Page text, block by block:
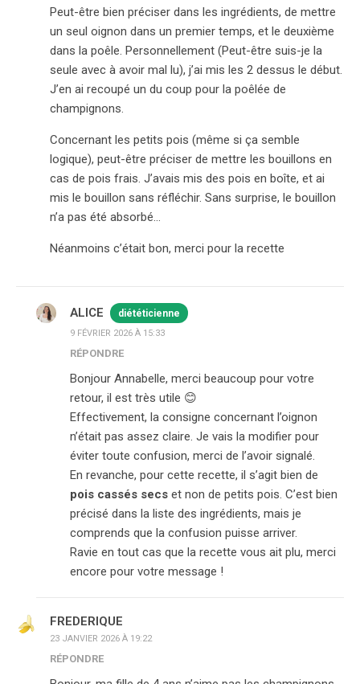
Peut-être bien préciser dans les ingrédients, de mettre
un seul oignon dans un premier temps, et le deuxième
dans la poêle. Personnellement (Peut-être suis-je la
seule avec à avoir mal lu), j’ai mis les 2 dessus le début.
J’en ai recoupé un du coup pour la poêlée de
champignons.
Concernant les petits pois (même si ça semble
logique), peut-être préciser de mettre les bouillons en
cas de pois frais. J’avais mis des pois en boîte, et ai
mis le bouillon sans réfléchir. Sans surprise, le bouillon
n’a pas été absorbé…
Néanmoins c’était bon, merci pour la recette
ALICE diététicienne
9 FÉVRIER 2026 À 15:33
RÉPONDRE
Bonjour Annabelle, merci beaucoup pour votre
retour, il est très utile 😊
Effectivement, la consigne concernant l’oignon
n’était pas assez claire. Je vais la modifier pour
éviter toute confusion, merci de l’avoir signalé.
En revanche, pour cette recette, il s’agit bien de
pois cassés secs et non de petits pois. C’est bien
précisé dans la liste des ingrédients, mais je
comprends que la confusion puisse arriver.
Ravie en tout cas que la recette vous ait plu, merci
encore pour votre message !
FREDERIQUE
23 JANVIER 2026 À 19:22
RÉPONDRE